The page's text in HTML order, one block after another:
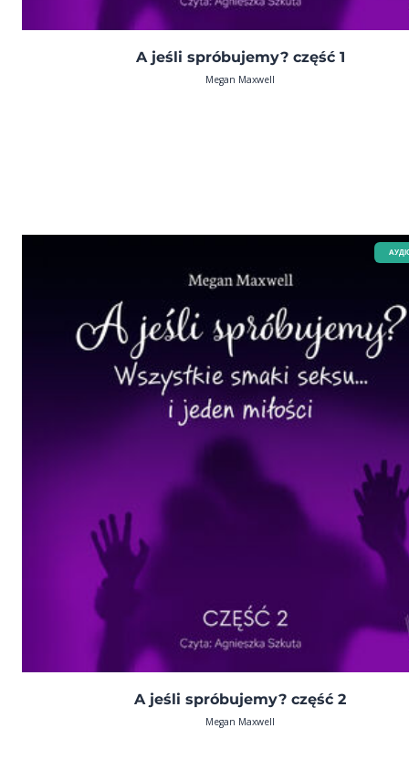
A jeśli spróbujemy? część 1
Megan Maxwell
A jeśli spróbujemy? część 2
Megan Maxwell